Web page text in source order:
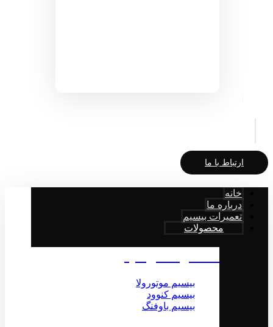
ارتباط با ما
خانه
درباره ما
تعمیرات بیسیم
محصولات
بیسیم موتورولا
بیسیم کنوود
بیسیم باوفنگ